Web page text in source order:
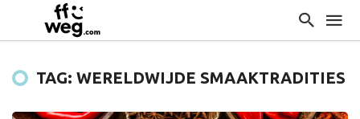
TAG: WERELDWIJDE SMAAKTRADITIES